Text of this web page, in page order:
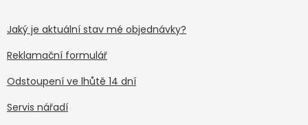
Jaký je aktuální stav mé objednávky?
Reklamační formulář
Odstoupení ve lhůtě 14 dní
Servis nářadí